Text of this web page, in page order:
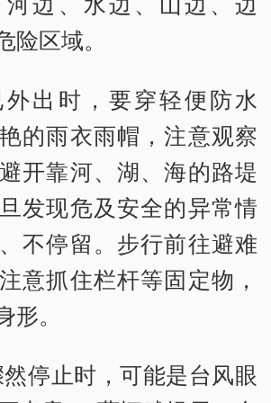
区域。
时，要穿轻便防水
的雨衣雨帽，注意观察
开靠河、湖、海的路堤
发现危及安全的异常情
不停留。步行前往避难
意抓住栏杆等固定物，
。
停止时，可能是台风眼